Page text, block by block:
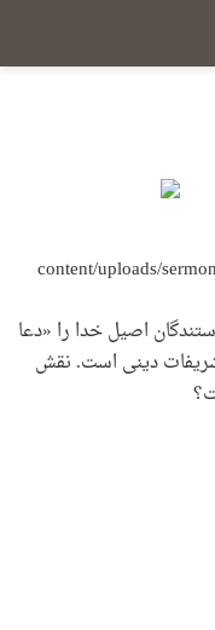
content/uploads/
اصیل خدا را «دعا
دینی است. نقش